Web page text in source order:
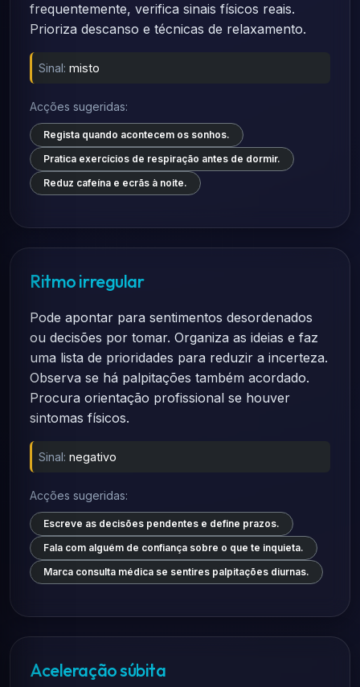
frequentemente, verifica sinais físicos reais.
Prioriza descanso e técnicas de relaxamento.
Sinal: misto
Acções sugeridas:
Regista quando acontecem os sonhos.
Pratica exercícios de respiração antes de dormir.
Reduz cafeína e ecrãs à noite.
Ritmo irregular
Pode apontar para sentimentos desordenados
ou decisões por tomar. Organiza as ideias e faz
uma lista de prioridades para reduzir a incerteza.
Observa se há palpitações também acordado.
Procura orientação profissional se houver
sintomas físicos.
Sinal: negativo
Acções sugeridas:
Escreve as decisões pendentes e define prazos.
Fala com alguém de confiança sobre o que te inquieta.
Marca consulta médica se sentires palpitações diurnas.
Aceleração súbita